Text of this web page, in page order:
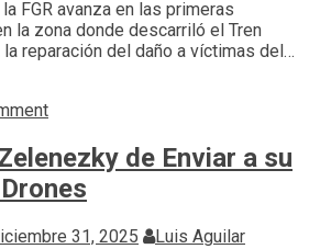
FGR avanza en las primeras
la zona donde descarriló el Tren
reparación del daño a víctimas del…
de Enviar a su
31, 2025 Luis Aguilar